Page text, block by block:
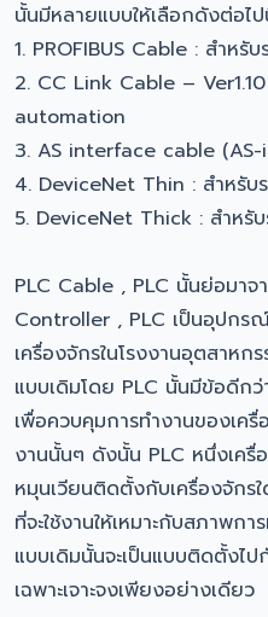
นั้นมีหลายแบบให้เลือกดังต่อไ
1. PROFIBUS Cable : สำห
2. CC Link Cable –
automation
3. AS interface cable
4. DeviceNet Thin : สำหรับ
5. DeviceNet Thick : สำหรั
PLC Cable , PLC นั้นย่อมา
Controller , PLC เป็นอุปกร
เครื่องจักรในโรงงานอุตสาหก
แบบเดิมโดย PLC นั้นมีข้อดีกว่
เพื่อควบคุมการทำงานของเครื่
งานนั้นๆ ดังนั้น PLC หนึ่งเครื่
หมุนเวียนติดตั้งกับเครื่องจักร
ที่จะใช้งานให้เหมาะกับสภาพก
แบบเดิมนั้นจะเป็นแบบติดตั้งไป
เฉพาะเจาะจงเพียงอย่างเดียว